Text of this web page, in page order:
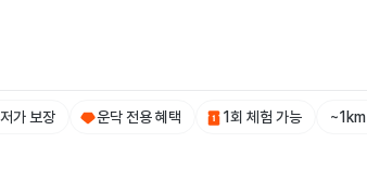
가 보장 운닥 전용 혜택 1회 체험 가능 ~1km